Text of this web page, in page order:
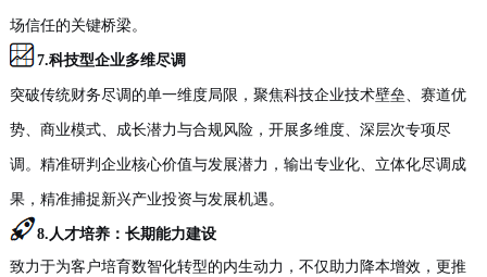
场信任的关键桥梁。
7.科技型企业多维尽调
突破传统财务尽调的单一维度局限，聚焦科技企业技术壁垒、赛道优
势、商业模式、成长潜力与合规风险，开展多维度、深层次专项尽
调。精准研判企业核心价值与发展潜力，输出专业化、立体化尽调成
果，精准捕捉新兴产业投资与发展机遇。
8.人才培养：长期能力建设
致力于为客户培育数智化转型的内生动力，不仅助力 降本增效，更推